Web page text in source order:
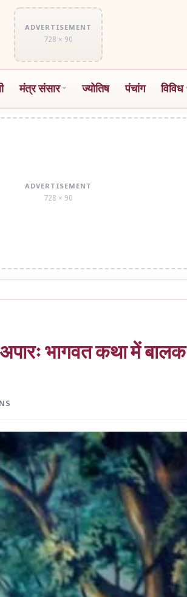
ADVERTISEMENT
728 × 90
मंत्र संसार ज्योतिष पंचांग विविध
ADVERTISEMENT
728 × 90
अपारः भागवत कथा में बालक